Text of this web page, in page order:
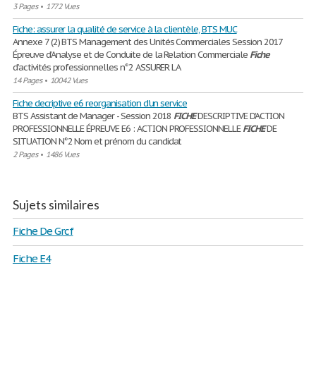
3 Pages• 1772 Vues
Fiche: assurer la qualité de service à la clientèle, BTS MUC
Annexe 7 (2) BTS Management des Unités Commerciales Session 2017
Épreuve d’Analyse et de Conduite de la Relation Commerciale Fiche
d’activités professionnelles n°2 ASSURER LA
14 Pages• 10042 Vues
Fiche decriptive e6 reorganisation d'un service
BTS Assistant de Manager - Session 2018 FICHEDESCRIPTIVE D’ACTION
PROFESSIONNELLE ÉPREUVE E6 : ACTION PROFESSIONNELLEFICHEDE
SITUATION N°2 Nom et prénom du candidat
2 Pages• 1486 Vues
Sujets similaires
Fiche De Grcf
Fiche E4